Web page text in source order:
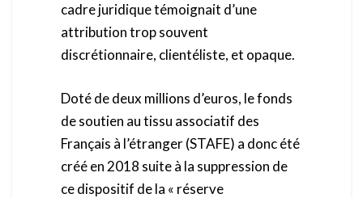
cadre juridique témoignait d’une
attribution trop souvent
discrétionnaire, clientéliste, et opaque.
Doté de deux millions d’euros, le fonds
de soutien au tissu associatif des
Français à l’étranger (STAFE) a donc été
créé en 2018 suite à la suppression de
ce dispositif de la « réserve